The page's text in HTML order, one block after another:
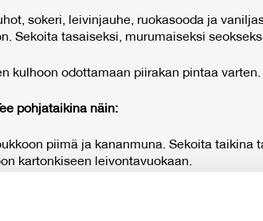
sokeri, leivinjauhe, ruokasooda ja
Sekoita tasaiseksi, murumaiseksi
kulhoon odottamaan piirakan pintaa varten.
Tee pohjataikina näin:
piimä ja kananmuna. Sekoita taikina
kartonkiseen leivontavuokaan.
rahkan joukkoon munat ja sokeri. Kaada
keskitasolla noin 40-45 minuuttia, kunnes